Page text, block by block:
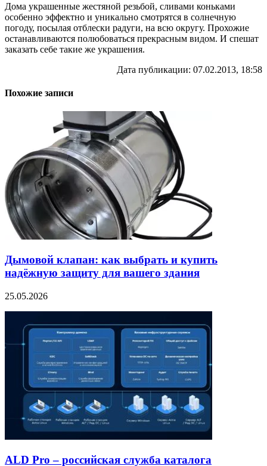
Дома украшенные жестяной резьбой, сливами коньками
особенно эффектно и уникально смотрятся в солнечную
погоду, посылая отблески радуги, на всю округу. Прохожие
останавливаются полюбоваться прекрасным видом. И спешат
заказать себе такие же украшения.
Дата публикации: 07.02.2013, 18:58
Похожие записи
Дымовой клапан: как выбрать и купить
надёжную защиту для вашего здания
25.05.2026
ALD Pro – российская служба каталога